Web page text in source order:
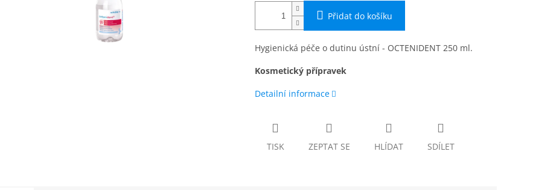
Přidat do košíku
Hygienická péče o dutinu ústní - OCTENIDENT 250 ml.
Kosmetický přípravek
Detailní informace
TISK ZEPTAT SE HLÍDAT SDÍLET